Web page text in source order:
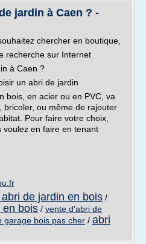
jardin à Caen ? -
chercher en boutique,
recherche sur Internet
à Caen ?
un abri de jardin
bois, en acier ou en PVC, va
bricoler, ou même de rajouter
Pour faire votre choix,
voulez en faire en tenant
de jardin en bois /
en bois / vente d'abri de
garage bois pas cher / abri